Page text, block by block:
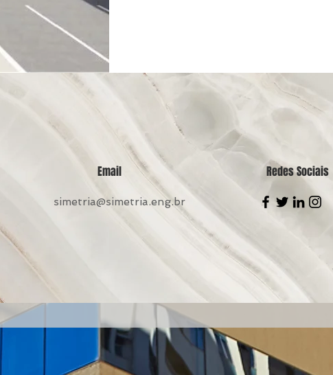
Email
simetria@simetria.eng.br
Redes Sociais